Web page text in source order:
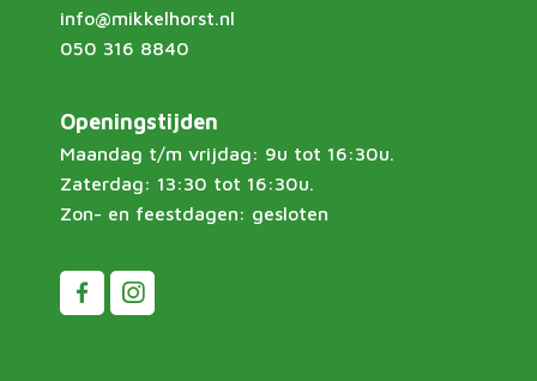
info@mikkelhorst.nl
050 316 8840
Openingstijden
Maandag t/m vrijdag: 9u tot 16:30u.
Zaterdag: 13:30 tot 16:30u.
Zon- en feestdagen: gesloten